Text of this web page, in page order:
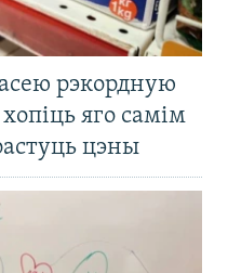
рэкордную
яго самім
цэны